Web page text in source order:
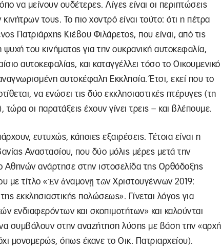
να μείνουν ουδέτερες. Λίγες είναι οι περιπτώσεις
τους. Το πιο χοντρό είναι τούτο: ότι η πέτρα
Πατριάρχης Κιέβου Φιλάρετος, που είναι, από τις
του κινήματος για την ουκρανική αυτοκεφαλία,
αυτοκεφαλίας, και καταγγέλλει τόσο το Οικουμενικό
αυτοκέφαλη Εκκλησία. Έτσι, εκεί που το
να ενώσει τις δύο εκκλησιαστικές πτέρυγες (τη
τώρα οι παρατάξεις έχουν γίνει τρεις – και βλέπουμε.
ευτυχώς, κάποιες εξαιρέσεις. Τέτοια είναι η
Αναστασίου, που δύο μόλις μέρες μετά την
Αθηνών ανάρτησε στην ιστοσελίδα της Ορθόδοξης
με τίτλο «Ἐν ἀναμονῇ τῶν Χριστουγέννων 2019:
εκκλησιαστικής πολώσεως». Γίνεται λόγος για
ενδιαφερόντων και σκοπιμοτήτων» και καλούνται
συμβάλουν στην αναζήτηση λύσης με βάση την «αρχή
μονομερώς, όπως έκανε το Οικ. Πατριαρχείου).